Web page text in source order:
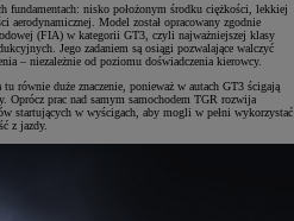
fundamentach: nisko położonym środku ciężkości, lekkiej
aerodynamicznej. Model został opracowany zgodnie
(FIA) w kategorii GT3, czyli najważniejszej klasy
Jego zadaniem są osiągi pozwalające walczyć
– niezależnie od poziomu doświadczenia kierowcy.
równie duże znaczenie, ponieważ w autach GT3 ścigają
prac nad samym samochodem TGR rozwija
startujących w wyścigach, aby mogli w pełni wykorzystać
z jazdy.